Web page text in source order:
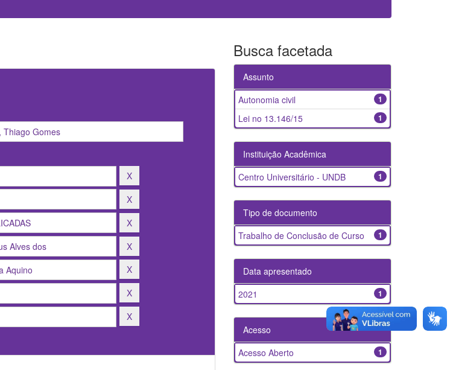
Busca facetada
Assunto
1
Autonomia civil
1
Lei no 13.146/15
Instituição Acadêmica
1
Centro Universitário - UNDB
Tipo de documento
1
Trabalho de Conclusão de Curso
Data apresentado
1
2021
Acesso
1
Acesso Aberto